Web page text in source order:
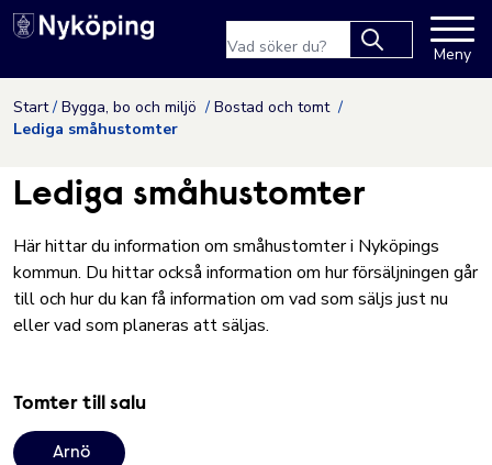
Hoppa till innehåll
Nyköpings kommuns
results.
Meny
Start Bygga, bo och miljö
Bostad och tomt
Lediga småhustomter
Lediga småhustomter
Här hittar du information om småhustomter i Nyköpings
kommun. Du hittar också information om hur försäljningen går
till och hur du kan få information om vad som säljs just nu
eller vad som planeras att säljas.
Tomter till salu
Arnö